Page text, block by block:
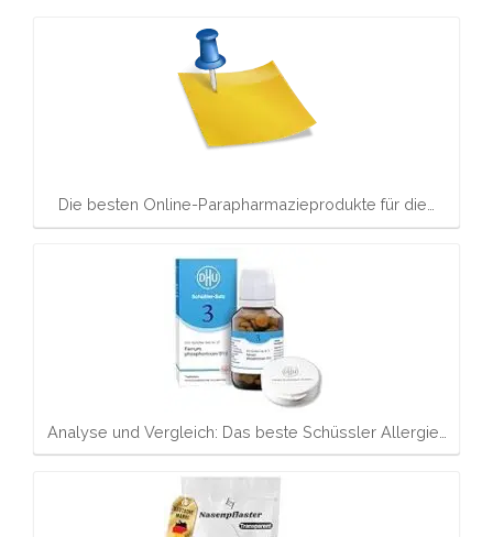
Die besten Online-Parapharmazieprodukte für die…
Analyse und Vergleich: Das beste Schüssler Allergie…